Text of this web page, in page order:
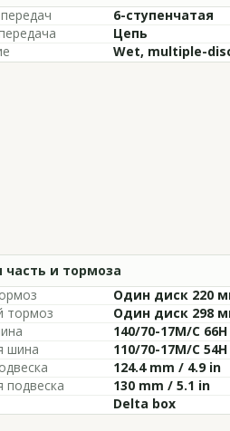
6-ступенчатая
Цепь
Wet, multiple-
часть и тормоза
Один диск 220
тормоз
Один диск 298
140/70-17M/C
шина
110/70-17M/C 54H
124.4 mm / 4.9 in
подвеска
130 mm / 5.1 in
Delta box